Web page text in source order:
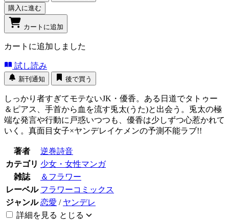
購入に進む
カートに追加
カートに追加しました
試し読み
新刊通知 後で買う
しっかり者すぎてモテないJK・優香。ある日道でタトゥー
＆ピアス、手首から血を流す兎太(うた)と出会う。兎太の極
端な発言や行動に戸惑いつつも、優香は少しずつ心惹かれて
いく。真面目女子×ヤンデレイケメンの予測不能ラブ!!
著者
逆巻詩音
カテゴリ 少女・女性マンガ
雑誌
＆フラワー
レーベル フラワーコミックス
ジャンル 恋愛 / ヤンデレ
詳細を見る とじる